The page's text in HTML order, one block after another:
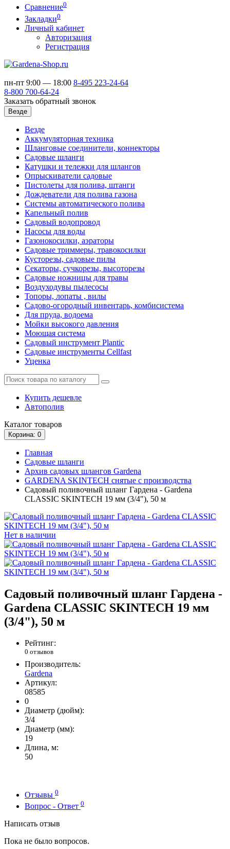
Сравнение0
Закладки0
Личный кабинет
Авторизация
Регистрация
пн-пт 9:00 — 18:00 8-495 223-24-64
8-800 700-64-24
Заказать обратный звонок
Везде
Везде
Аккумуляторная техника
Шланговые соединители, коннекторы
Садовые шланги
Катушки и тележки для шлангов
Опрыскиватели садовые
Пистолеты для полива, штанги
Дождеватели для полива газона
Системы автоматического полива
Капельный полив
Садовый водопровод
Насосы для воды
Газонокосилки, аэраторы
Садовые триммеры, травокосилки
Кусторезы, садовые пилы
Секаторы, сучкорезы, высоторезы
Садовые ножницы для травы
Воздуходувы пылесосы
Топоры, лопаты , вилы
Садово-огородный инвентарь, комбисистема
Для пруда, водоема
Мойки высокого давления
Моющая система
Садовый инструмент Plantic
Садовые инструменты Cellfast
Уценка
Купить дешевле
Автополив
Каталог товаров
Корзина: 0
Главная
Садовые шланги
Архив садовых шлангов Gardena
GARDENA SKINTECH снятые с производства
Садовый поливочный шланг Гардена - Gardena
CLASSIC SKINTECH 19 мм (3/4"), 50 м
Нет в наличии
Садовый поливочный шланг Гардена -
Gardena CLASSIC SKINTECH 19 мм
(3/4"), 50 м
Рейтинг:
0 отзывов
Производитель:
Gardena
Артикул:
08585
0
Диаметр (дюйм):
3/4
Диаметр (мм):
19
Длина, м:
50
Отзывы 0
Вопрос - Ответ 0
Написать отзыв
Пока не было вопросов.